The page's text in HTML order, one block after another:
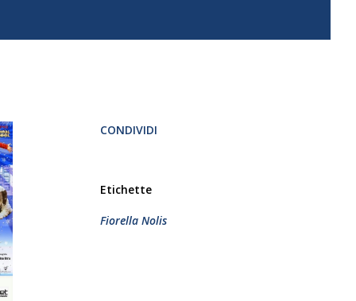
CONDIVIDI
Etichette
Fiorella Nolis